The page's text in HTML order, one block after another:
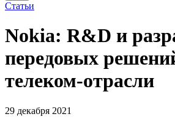
Статьи
Nokia: R&D и
передовых
телеком-отрасли
29 декабря 2021